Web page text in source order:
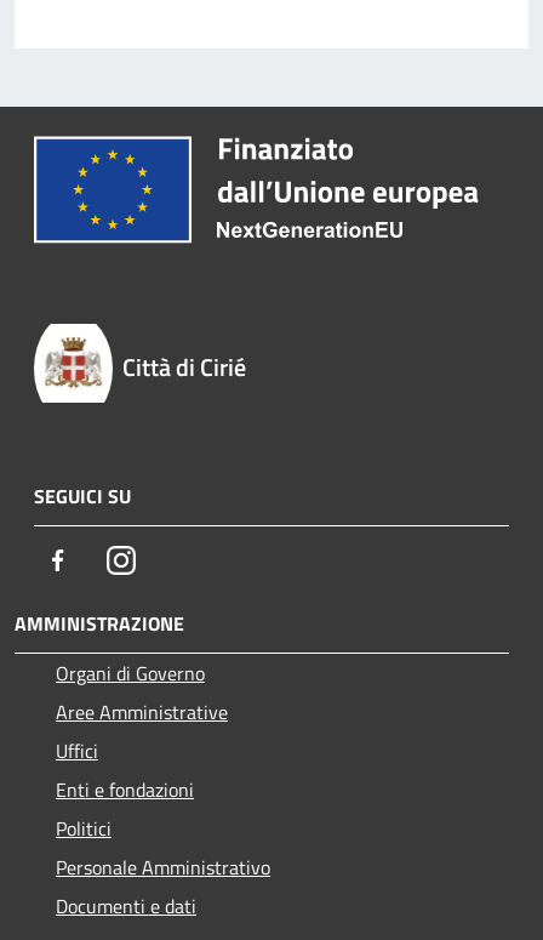
Città di Cirié
SEGUICI SU
FacebookInstagram
AMMINISTRAZIONE
Organi di Governo
Aree Amministrative
Uffici
Enti e fondazioni
Politici
Personale Amministrativo
Documenti e dati